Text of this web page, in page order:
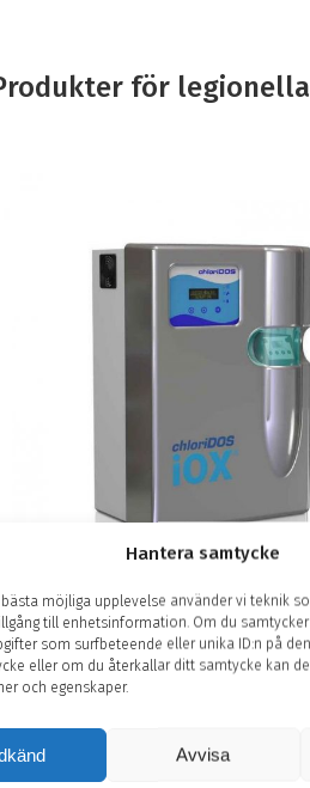
Hantera samtycke
bästa möjliga upplevelse använder vi teknik
till enhetsinformation. Om du
som surfbeteende eller unika ID:n på
eller om du återkallar ditt samtycke kan
och egenskaper.
Avvisa
för
chloriDOS® iOX
chloriDOS® iOX® är ett
system.